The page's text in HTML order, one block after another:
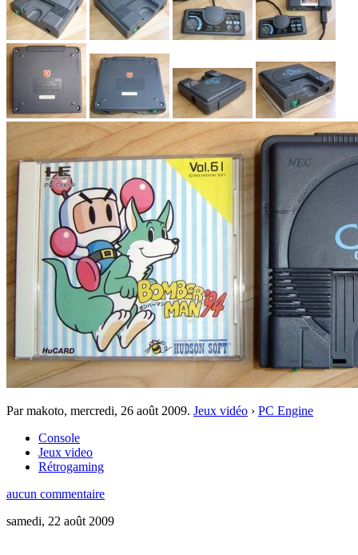
Par makoto, mercredi, 26 août 2009. Jeux vidéo › PC Engine
Console
Jeux video
Rétrogaming
aucun commentaire
samedi, 22 août 2009